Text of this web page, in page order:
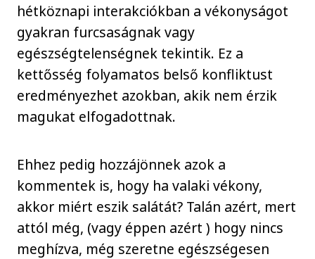
hétköznapi interakciókban a vékonyságot
gyakran furcsaságnak vagy
egészségtelenségnek tekintik. Ez a
kettősség folyamatos belső konfliktust
eredményezhet azokban, akik nem érzik
magukat elfogadottnak.
Ehhez pedig hozzájönnek azok a
kommentek is, hogy ha valaki vékony,
akkor miért eszik salátát? Talán azért, mert
attól még, (vagy éppen azért ) hogy nincs
meghízva, még szeretne egészségesen